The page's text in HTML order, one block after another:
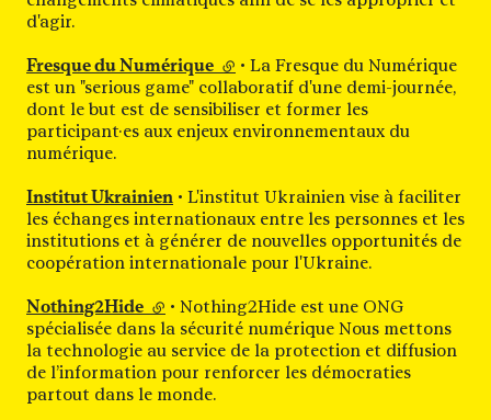
d'agir.
Fresque du Numérique (lien externe)
• La Fresque du Numérique
est un "serious game" collaboratif d'une demi-journée,
dont le but est de sensibiliser et former les
participant·es aux enjeux environnementaux du
numérique.
Institut Ukrainien • L'institut Ukrainien vise à faciliter
les échanges internationaux entre les personnes et les
institutions et à générer de nouvelles opportunités de
coopération internationale pour l'Ukraine.
Nothing2Hide (lien externe)
• Nothing2Hide est une ONG
spécialisée dans la sécurité numérique Nous mettons
la technologie au service de la protection et diffusion
de l’information pour renforcer les démocraties
partout dans le monde.